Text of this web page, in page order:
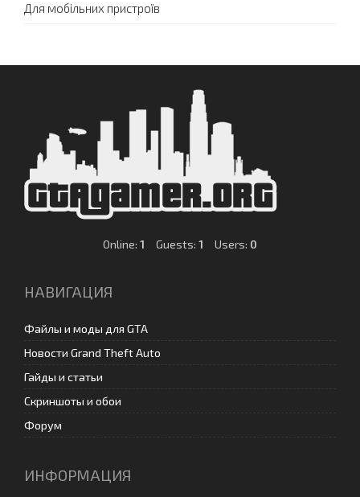
Для мобільних пристроїв
Online: 1 Guests: 1 Users: 0
НАВИГАЦИЯ
Файлы и моды для GTA
Новости Grand Theft Auto
Гайды и статьи
Скриншоты и обои
Форум
ИНФОРМАЦИЯ